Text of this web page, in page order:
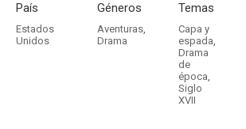
País
Estados
Unidos
Géneros
Aventuras,
Drama
Temas
Capa y
espada,
Drama
de
época,
Siglo
XVII